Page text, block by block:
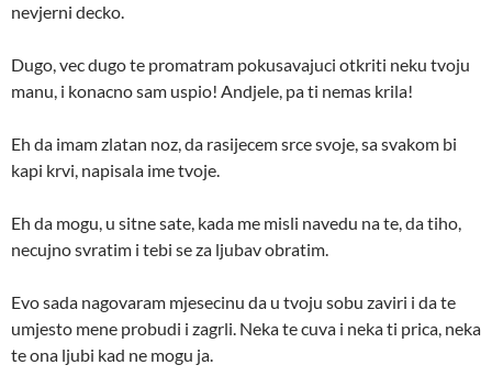
nevjerni decko.
Dugo, vec dugo te promatram pokusavajuci otkriti neku tvoju
manu, i konacno sam uspio! Andjele, pa ti nemas krila!
Eh da imam zlatan noz, da rasijecem srce svoje, sa svakom bi
kapi krvi, napisala ime tvoje.
Eh da mogu, u sitne sate, kada me misli navedu na te, da tiho,
necujno svratim i tebi se za ljubav obratim.
Evo sada nagovaram mjesecinu da u tvoju sobu zaviri i da te
umjesto mene probudi i zagrli. Neka te cuva i neka ti prica, neka
te ona ljubi kad ne mogu ja.